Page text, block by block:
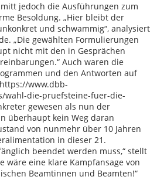
jedoch die Ausführungen zum
Besoldung. „Hier bleibt der
und schwammig“, analysiert
„Die gewählten Formulierungen
nicht mit den in Gesprächen
Auch waren die
und den Antworten auf
www.dbb-
wahl-die-pruefsteine-fuer-die-
gewesen als nun der
überhaupt kein Weg daran
von nunmehr über 10 Jahren
in dieser 21.
beendet werden muss,“ stellt
wäre eine klare Kampfansage von
Beamtinnen und Beamten!“